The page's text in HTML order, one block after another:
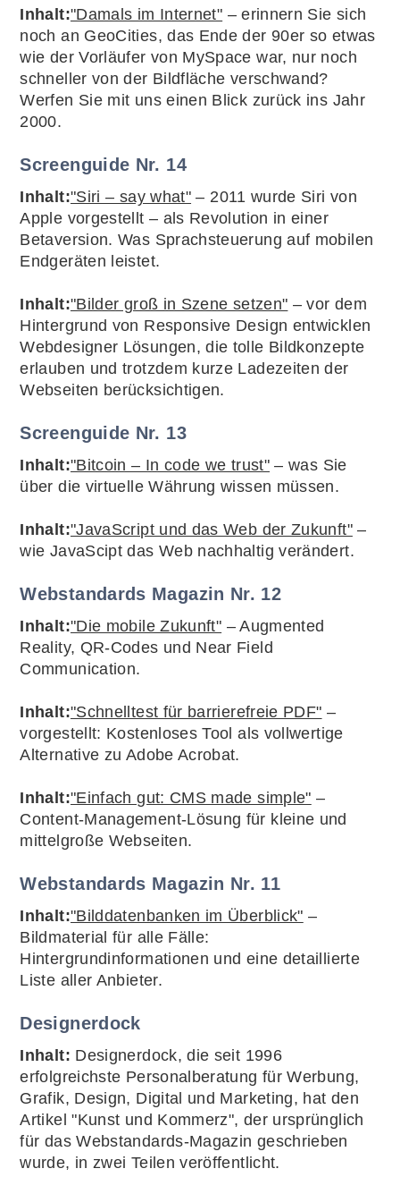
Inhalt:"Damals im Internet" – erinnern Sie sich
noch an GeoCities, das Ende der 90er so etwas
wie der Vorläufer von MySpace war, nur noch
schneller von der Bildfläche verschwand?
Werfen Sie mit uns einen Blick zurück ins Jahr
2000.
Screenguide Nr. 14
Inhalt:"Siri – say what" – 2011 wurde Siri von
Apple vorgestellt – als Revolution in einer
Betaversion. Was Sprachsteuerung auf mobilen
Endgeräten leistet.
Inhalt:"Bilder groß in Szene setzen" – vor dem
Hintergrund von Responsive Design entwicklen
Webdesigner Lösungen, die tolle Bildkonzepte
erlauben und trotzdem kurze Ladezeiten der
Webseiten berücksichtigen.
Screenguide Nr. 13
Inhalt:"Bitcoin – In code we trust" – was Sie
über die virtuelle Währung wissen müssen.
Inhalt:"JavaScript und das Web der Zukunft"–
wie JavaScipt das Web nachhaltig verändert.
Webstandards Magazin Nr. 12
Inhalt:"Die mobile Zukunft" – Augmented
Reality, QR-Codes und Near Field
Communication.
Inhalt:"Schnelltest für barrierefreie PDF" –
vorgestellt: Kostenloses Tool als vollwertige
Alternative zu Adobe Acrobat.
Inhalt:"Einfach gut: CMS made simple" –
Content-Management-Lösung für kleine und
mittelgroße Webseiten.
Webstandards Magazin Nr. 11
Inhalt:"Bilddatenbanken im Überblick" –
Bildmaterial für alle Fälle:
Hintergrundinformationen und eine detaillierte
Liste aller Anbieter.
Designerdock
Inhalt: Designerdock, die seit 1996
erfolgreichste Personalberatung für Werbung,
Grafik, Design, Digital und Marketing, hat den
Artikel "Kunst und Kommerz", der ursprünglich
für das Webstandards-Magazin geschrieben
wurde, in zwei Teilen veröffentlicht.